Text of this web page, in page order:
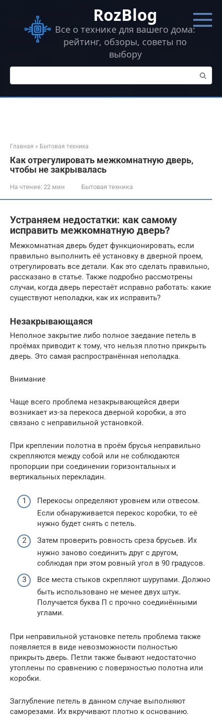
контенту
RozBlog
Все о технике для вашего дома:
рейтинг, обзоры, советы по
выбору
Поиск:
Главная » Бытовая техника
Как отрегулировать межкомнатную дверь,
чтобы не закрывалась
На чтение: 22 мин Бытовая техника
Устраняем недостатки: как самому
исправить межкомнатную дверь?
Межкомнатная дверь будет функционировать, если
правильно выполнить её установку в дверной проем,
отрегулировать все детали. Как это сделать правильно,
рассказано в статье. Также подробно рассмотрены
случаи, когда дверь перестаёт исправно работать: какие
существуют неполадки, как их исправить?
Незакрывающаяся
Неполное закрытие либо полное заедание петель в
проёмах приводит к тому, что нельзя плотно прикрыть
дверь. Это самая распространённая неполадка.
Внимание
Чаще всего проблема незакрывающейся двери
возникает из-за перекоса дверной коробки, а это
связано с неправильной установкой.
При креплении полотна в проём брусья неправильно
скрепляются между собой или не соблюдаются
пропорции при соединении горизонтальных и
вертикальных перекладин.
Перекосы определяют уровнем или отвесом.
Если обнаруживается перекос коробки, то её
нужно будет снять с петель.
Затем проверить ровность среза брусьев. Их
нужно заново соединить друг с другом,
соблюдая при этом ровный угол в 90 градусов.
Все места стыков скрепляют шурупами. Должно
быть использовано не менее двух штук.
Получается буква П с прочно соединёнными
углами.
При неправильной установке петель проблема также
появляется в виде невозможности полностью
прикрыть дверь. Петли также бывают недостаточно
утоплены по сравнению с поверхностью полотна или
коробки.
Заглубление петель в данном случае выполняют
саморезами. Их вкручивают плотно к основанию.